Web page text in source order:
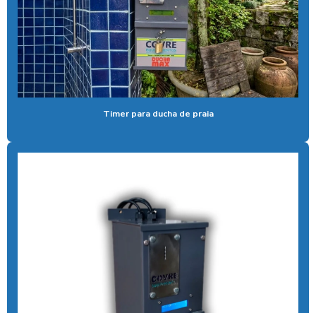
Chuveiro tarifador pix
Coagulante orgânico
Coagulante orgânico tanino
Contador de banhos
Controlador de banho
Controlador de banho com moedas
Controlador de banho com pix
Controlador de ducha para quiosque
Timer para ducha de praia